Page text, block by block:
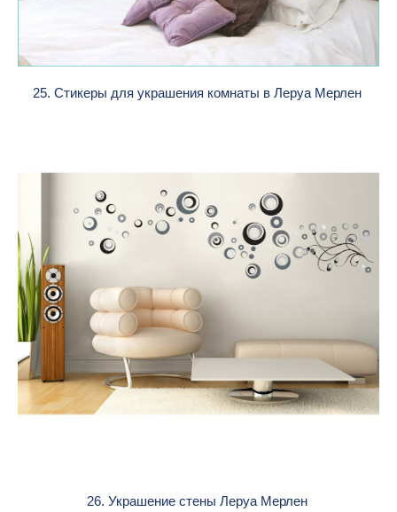
25. Стикеры для украшения комнаты в Леруа Мерлен
26. Украшение стены Леруа Мерлен